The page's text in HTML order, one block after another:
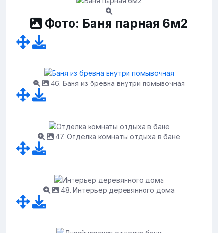
Фото: Баня парная 6м2
46. Баня из бревна внутри помывочная
47. Отделка комнаты отдыха в бане
48. Интерьер деревянного дома